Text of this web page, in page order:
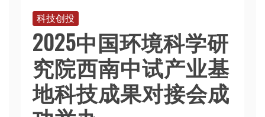
科技创投
2025中国环境科学研
究院西南中试产业基
地科技成果对接会成